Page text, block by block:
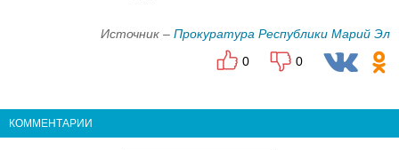
Источник – Прокуратура Республики Марий Эл
0
0
КОММЕНТАРИИ